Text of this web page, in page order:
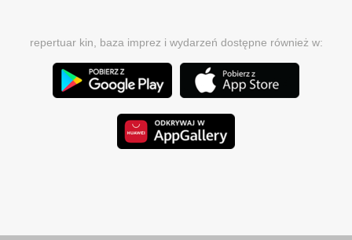
repertuar kin, baza imprez i wydarzeń dostępne również w: